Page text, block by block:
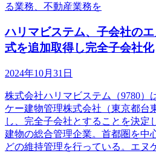
る業務、不動産業務を
ハリマビステム、子会社の
式を追加取得し完全子会社化
2024年10月31日
株式会社ハリマビステム（9780）
ケー建物管理株式会社（東京都台
し、完全子会社とすることを決定
建物の総合管理企業。首都圏を中
どの維持管理を行っている。エヌ